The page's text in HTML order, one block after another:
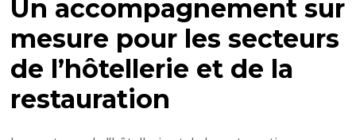
Un accompagnement sur
mesure pour les secteurs
de l’hôtellerie et de la
restauration